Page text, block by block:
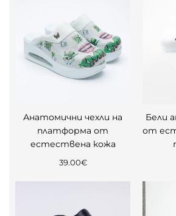
Анатомични чехли на
платформа от
естествена кожа
39.00€
Бели
от